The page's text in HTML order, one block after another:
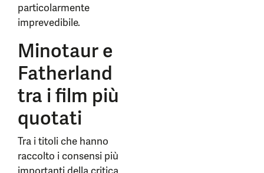
particolarmente
imprevedibile.
Minotaur e
Fatherland
tra i film più
quotati
Tra i titoli che hanno
raccolto i consensi più